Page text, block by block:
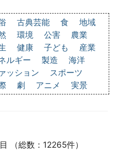
古典芸能 食
地域
環境 公害
農業
健康 子ども
産業
ルギー 製造
海洋
ッション
スポーツ
劇 アニメ 実景
（総数：12265件）